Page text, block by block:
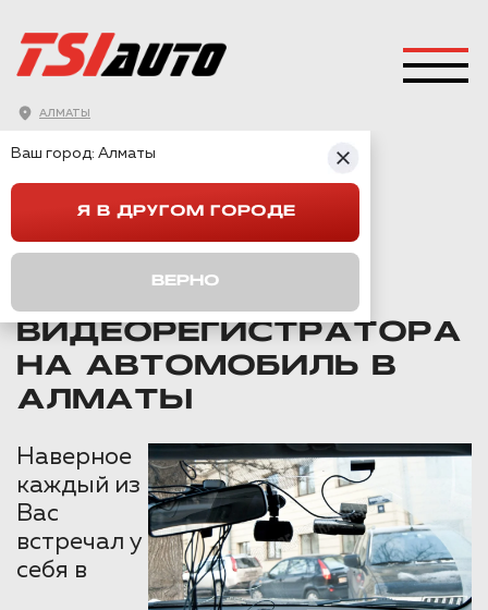
АЛМАТЫ
УСТАНОВКА ВИДЕОРЕГИСТРАТОРА
ВИДЕОРЕГИСТРАТОРА
НА АВТОМОБИЛЬ В
АЛМАТЫ
Наверное
каждый из
Вас
встречал у
себя в
Ваш город: Алматы
Я В ДРУГОМ ГОРОДЕ
ВЕРНО